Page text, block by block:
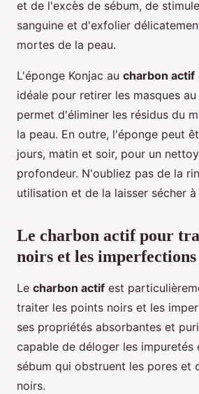
et de l'excès de sébum, de
sanguine et d'exfolier
mortes de la peau.
L'éponge Konjac au charbon actif
idéale pour retirer les masques
permet d'éliminer les résidus du
la peau. En outre, l'éponge peut
jours, matin et soir, pour un
profondeur. N'oubliez pas de la
utilisation et de la laisser sécher
Le charbon actif pour
noirs et les imperfections
Le charbon actif est
traiter les points noirs et les
ses propriétés absorbantes et
capable de déloger les impuretés
sébum qui obstruent les pores et
noirs.